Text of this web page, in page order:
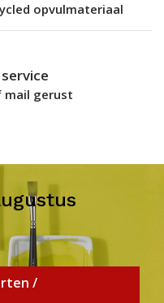
opvulmateriaal
mail gerust
/